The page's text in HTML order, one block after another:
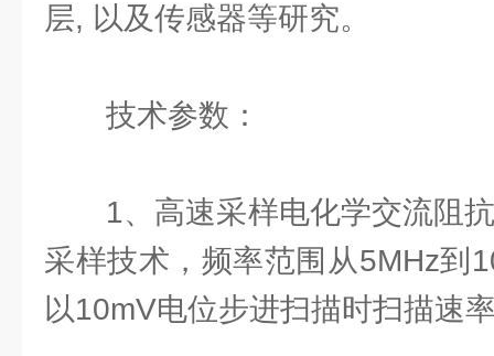
层, 以及传感器等研究。
技术参数：
1、高速采样电化学交流阻
采样技术，频率范围从5MHz到
以10mV电位步进扫描时扫描速